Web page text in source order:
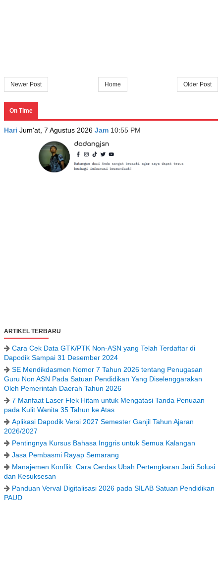
Newer Post Older Post
Home
On Time
Hari Jum'at, 7 Agustus 2026 Jam 10:55 PM
ARTIKEL TERBARU
Cara Cek Data GTK/PTK Non-ASN yang Telah Terdaftar di
Dapodik Sampai 31 Desember 2024
SE Mendikdasmen Nomor 7 Tahun 2026 tentang Penugasan
Guru Non ASN Pada Satuan Pendidikan Yang Diselenggarakan
Oleh Pemerintah Daerah Tahun 2026
7 Manfaat Laser Flek Hitam untuk Mengatasi Tanda Penuaan
pada Kulit Wanita 35 Tahun ke Atas
Aplikasi Dapodik Versi 2027 Semester Ganjil Tahun Ajaran
2026/2027
Pentingnya Kursus Bahasa Inggris untuk Semua Kalangan
Jasa Pembasmi Rayap Semarang
Manajemen Konflik: Cara Cerdas Ubah Pertengkaran Jadi Solusi
dan Kesuksesan
Panduan Verval Digitalisasi 2026 pada SILAB Satuan Pendidikan
PAUD